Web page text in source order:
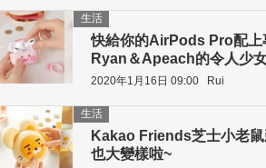
快給你的AirPods Pro配上
Ryan＆Apeach的令人少
生活
2020年1月16日 09:00 Rui
Kakao Friends芝士小老
也大變樣啦~
生活